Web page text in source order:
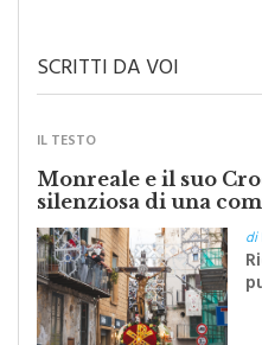
SCRITTI DA VOI
IL TESTO
Monreale e il suo
silenziosa di una
di